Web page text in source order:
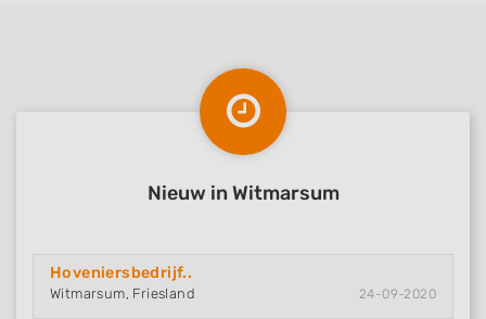
Nieuw in Witmarsum
Hoveniersbedrijf..
Witmarsum, Friesland 24-09-2020